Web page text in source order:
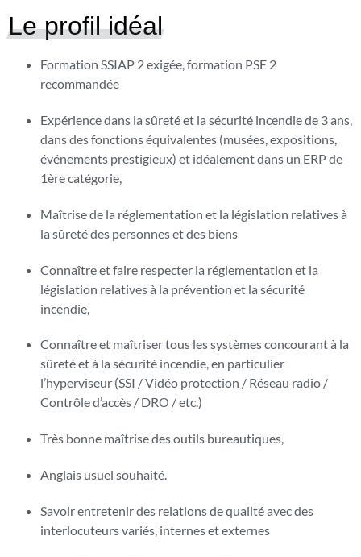
Le profil idéal
Formation SSIAP 2 exigée, formation PSE 2
recommandée
Expérience dans la sûreté et la sécurité incendie de 3 ans,
dans des fonctions équivalentes (musées, expositions,
événements prestigieux) et idéalement dans un ERP de
1ère catégorie,
Maîtrise de la réglementation et la législation relatives à
la sûreté des personnes et des biens
Connaître et faire respecter la réglementation et la
législation relatives à la prévention et la sécurité
incendie,
Connaître et maîtriser tous les systèmes concourant à la
sûreté et à la sécurité incendie, en particulier
l’hyperviseur (SSI / Vidéo protection / Réseau radio /
Contrôle d’accès / DRO / etc.)
Très bonne maîtrise des outils bureautiques,
Anglais usuel souhaité.
Savoir entretenir des relations de qualité avec des
interlocuteurs variés, internes et externes